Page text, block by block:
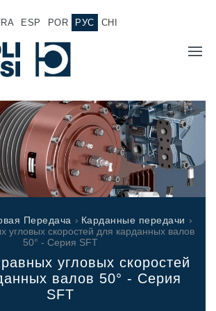
ESP POR РУС CHI
для Bondioli & Pavesi
валами
назначения
насоса
сцепления с гидроприводом
Передача › Карданные передачи ›
угловых скоростей для карданных валов
50° - Серия SFT
угловых скоростей
валов 50° - Серия
SFT